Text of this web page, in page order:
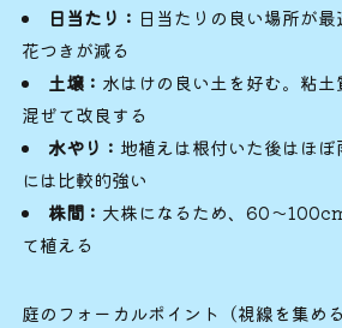
日当たり： 日当たりの良い場所が
花つきが減る
土壌： 水はけの良い土を好む。粘
混ぜて改良する
水やり： 地植えは根付いた後はほ
には比較的強い
株間： 大株になるため、60〜
て植える
庭のフォーカルポイント（視線を集め